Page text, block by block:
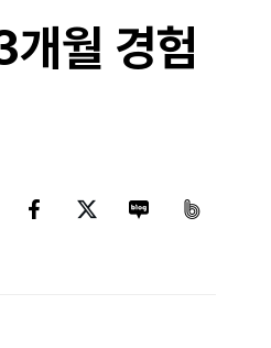
월 경험